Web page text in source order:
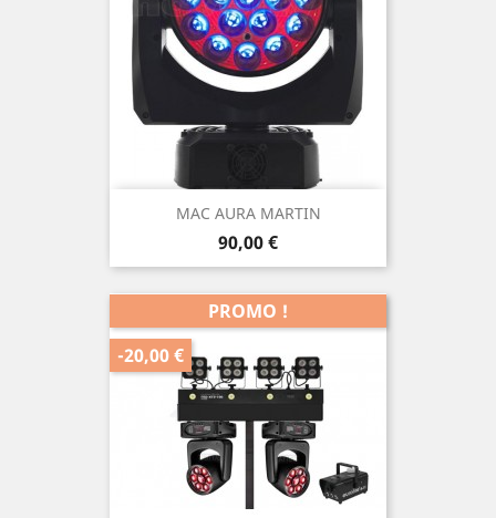
MAC AURA MARTIN
Prix
90,00 €
PROMO !
-20,00 €